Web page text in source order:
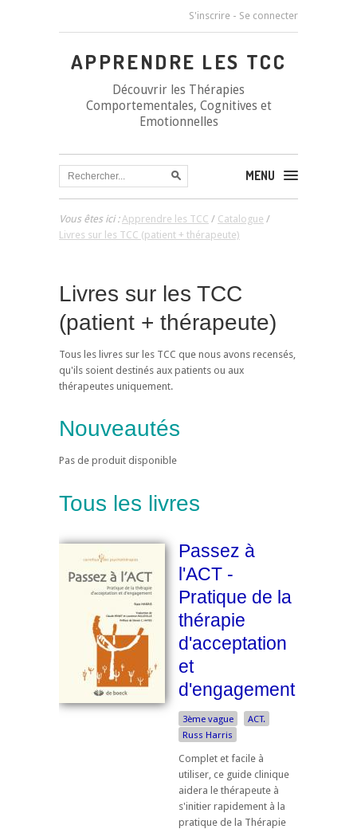
S'inscrire - Se connecter
APPRENDRE LES TCC
Découvrir les Thérapies
Comportementales, Cognitives et
Emotionnelles
MENU
Vous êtes ici :Apprendre les TCC / Catalogue /
Livres sur les TCC (patient + thérapeute)
Livres sur les TCC
(patient + thérapeute)
Tous les livres sur les TCC que nous avons recensés,
qu'ils soient destinés aux patients ou aux
thérapeutes uniquement.
Nouveautés
Pas de produit disponible
Tous les livres
Passez à
l'ACT -
Pratique de la
thérapie
d'acceptation
et
d'engagement
3ème vague
ACT.
Russ Harris
Complet et facile à
utiliser, ce guide clinique
aidera le thérapeute à
s'initier rapidement à la
pratique de la Thérapie